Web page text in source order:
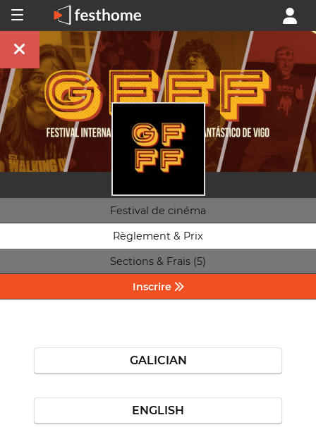
Festival de cinéma
Règlement & Prix
Sections & Frais (5)
Inscrire
GALICIAN
ENGLISH